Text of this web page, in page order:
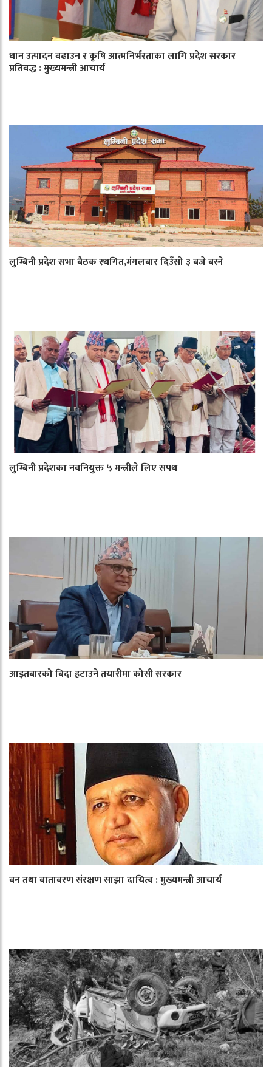
धान उत्पादन बढाउन र कृषि आत्मनिर्भरताका लागि प्रदेश सरकार
प्रतिबद्ध : मुख्यमन्त्री आचार्य
लुम्बिनी प्रदेश सभा बैठक स्थगित,मंगलबार दिउँसो ३ बजे बस्ने
लुम्बिनी प्रदेशका नवनियुक्त ५ मन्त्रीले लिए सपथ
आइतबारको बिदा हटाउने तयारीमा कोसी सरकार
वन तथा वातावरण संरक्षण साझा दायित्व : मुख्यमन्त्री आचार्य